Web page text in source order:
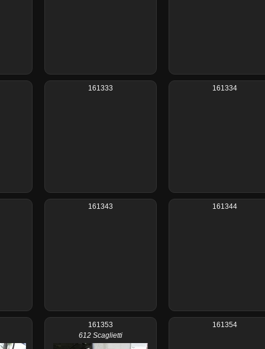
161333 161334
161343 161344
161353
612 Scaglietti
161354